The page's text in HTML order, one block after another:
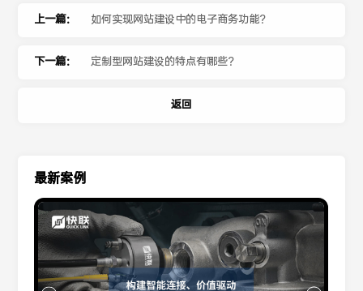
上一篇： 如何实现网站建设中的电子商务功能？
下一篇： 定制型网站建设的特点有哪些？
返回
最新案例